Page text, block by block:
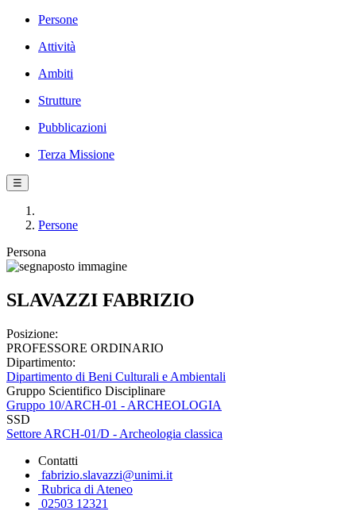
Persone
Attività
Ambiti
Strutture
Pubblicazioni
Terza Missione
☰
Persone
Persona
SLAVAZZI FABRIZIO
Posizione:
PROFESSORE ORDINARIO
Dipartimento:
Dipartimento di Beni Culturali e Ambientali
Gruppo Scientifico Disciplinare
Gruppo 10/ARCH-01 - ARCHEOLOGIA
SSD
Settore ARCH-01/D - Archeologia classica
Contatti
fabrizio.slavazzi@unimi.it
Rubrica di Ateneo
02503 12321